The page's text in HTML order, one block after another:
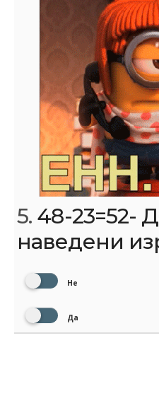
5. 48-23=52-
наведени
Не
Да